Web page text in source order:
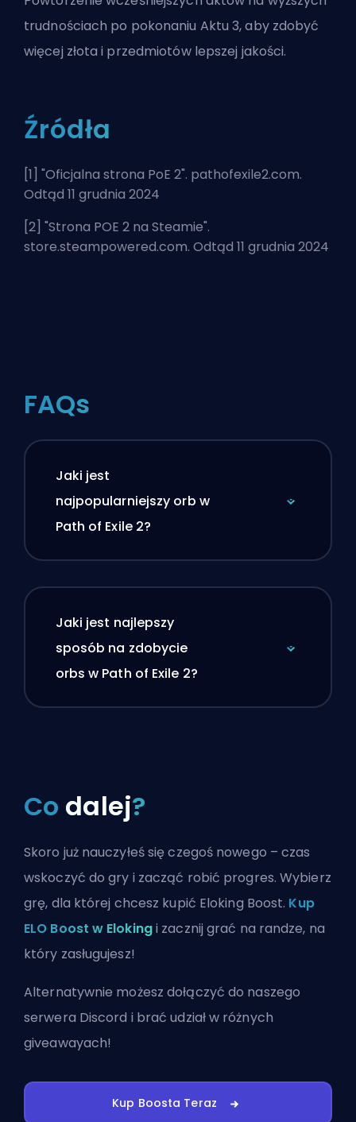
trudnościach po pokonaniu Aktu 3, aby zdobyć
więcej złota i przedmiotów lepszej jakości.
Źródła
[1] "Oficjalna strona PoE 2". pathofexile2.com.
Odtąd 11 grudnia 2024
[2] "Strona POE 2 na Steamie".
store.steampowered.com. Odtąd 11 grudnia 2024
FAQs
Jaki jest
najpopularniejszy orb w
Path of Exile 2?
Jaki jest najlepszy
sposób na zdobycie
orbs w Path of Exile 2?
Co dalej?
Skoro już nauczyłeś się czegoś nowego – czas
wskoczyć do gry i zacząć robić progres. Wybierz
grę, dla której chcesz kupić Eloking Boost. Kup
ELO Boost w Elokingi zacznij grać na randze, na
który zasługujesz!
Alternatywnie możeszdołączyć do naszego
serwera Discord i brać udział w różnych
giveawayach!
Kup Boosta Teraz